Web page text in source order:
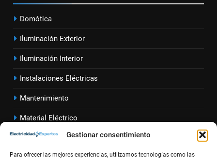
Gestionar consentimiento
Para ofrecer las mejores experiencias, utilizamos tecnologías como las
2
eléctricas residenciales
INSTALACIONES ELÉCTRICAS
3
oficinas modernas
INSTALACIONES ELÉCTRICAS
Domótica
Iluminación Exterior
Iluminación Interior
Instalaciones Eléctricas
Mantenimiento
Material Eléctrico
Sector Eléct rico
Seguridad Eléctrica